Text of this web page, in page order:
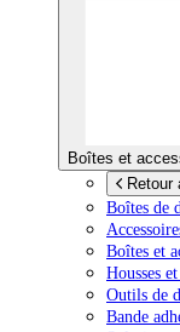
Boîtes et
Retour
Boîtes de
Boîtes et
Housses et
Outils de
Bande